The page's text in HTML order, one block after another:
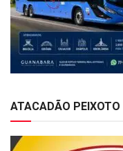
ATACADÃO PEIXOTO